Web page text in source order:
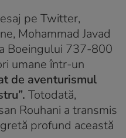
pe Twitter,
Mohammad Javad
Boeingului 737-800
umane într-un
de aventurismul
Totodată,
Rouhani a transmis
profund această